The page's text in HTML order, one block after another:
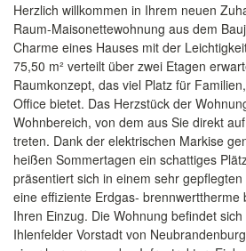
Herzlich willkommen in Ihrem neuen
Raum-Maisonettewohnung aus dem
Charme eines Hauses mit der
75,50 m² verteilt über zwei Etagen
Raumkonzept, das viel Platz für
Office bietet. Das Herzstück der
Wohnbereich, von dem aus Sie direkt
treten. Dank der elektrischen Markise
heißen Sommertagen ein schattiges
präsentiert sich in einem sehr
eine effiziente Erdgas- brennwerttherme
Ihren Einzug. Die Wohnung befindet
Ihlenfelder Vorstadt von